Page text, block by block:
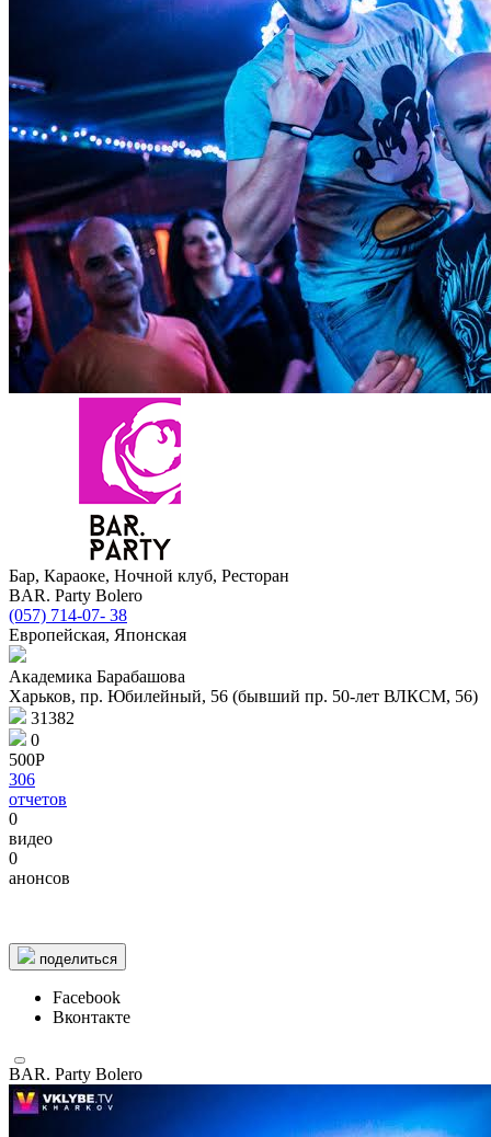
Бар, Караоке, Ночной клуб, Ресторан
BAR. Party Bolero
(057) 714-07- 38
Европейская, Японская
Академика Барабашова
Харьков, пр. Юбилейный, 56 (бывший пр. 50-лет ВЛКСМ, 56)
31382
0
500Р
306
отчетов
0
видео
0
анонсов
© 1987–2026 HERE |
поделиться
Facebook
Вконтакте
BAR. Party Bolero